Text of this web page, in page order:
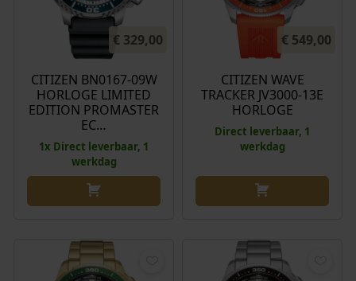
€ 329,00
CITIZEN BN0167-09W
HORLOGE LIMITED
EDITION PROMASTER
EC…
1x Direct leverbaar, 1
werkdag
€ 549,00
CITIZEN WAVE
TRACKER JV3000-13E
HORLOGE
Direct leverbaar, 1
werkdag